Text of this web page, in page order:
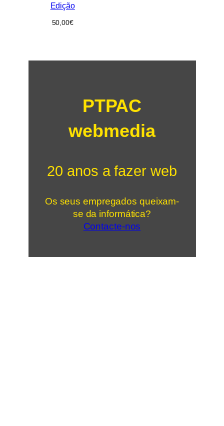
Edição
50,00€
PTPAC
webmedia
20 anos a fazer web
Os seus empregados queixam-
se da informática?
Contacte-nos